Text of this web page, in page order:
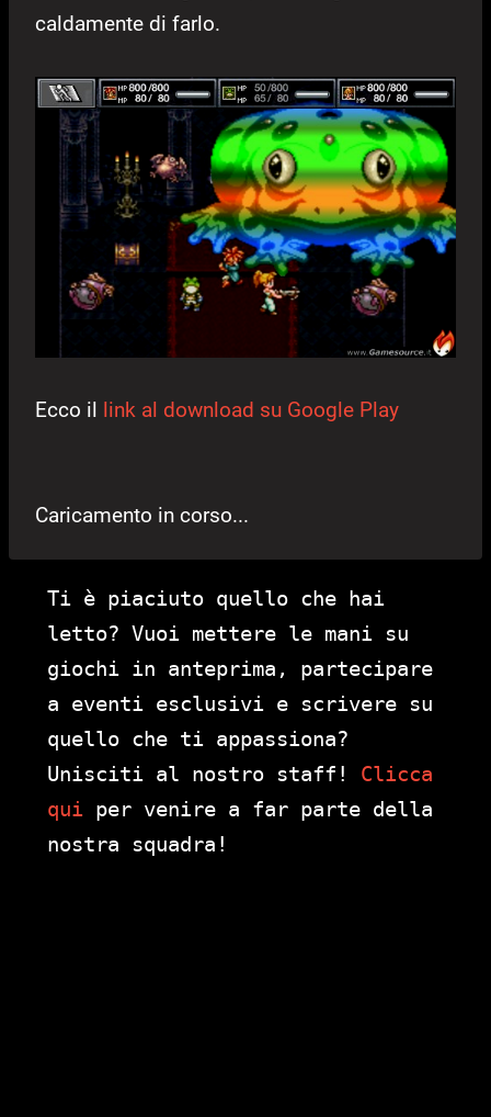
caldamente di farlo.
Ecco il link al download su Google Play
Caricamento in corso...
Ti è piaciuto quello che hai
letto? Vuoi mettere le mani su
giochi in anteprima, partecipare
a eventi esclusivi e scrivere su
quello che ti appassiona?
Unisciti al nostro staff! Clicca
qui per venire a far parte della
nostra squadra!